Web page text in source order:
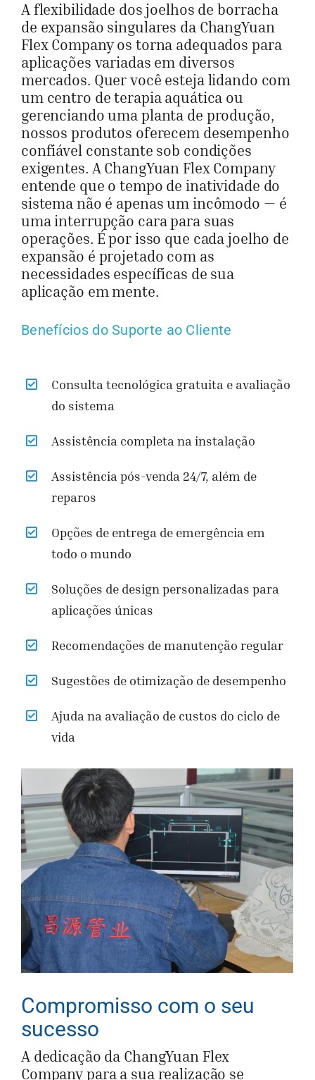
A flexibilidade dos joelhos de borracha
de expansão singulares da ChangYuan
Flex Company os torna adequados para
aplicações variadas em diversos
mercados. Quer você esteja lidando com
um centro de terapia aquática ou
gerenciando uma planta de produção,
nossos produtos oferecem desempenho
confiável constante sob condições
exigentes. A ChangYuan Flex Company
entende que o tempo de inatividade do
sistema não é apenas um incômodo — é
uma interrupção cara para suas
operações. É por isso que cada joelho de
expansão é projetado com as
necessidades específicas de sua
aplicação em mente.
Benefícios do Suporte ao Cliente
Consulta tecnológica gratuita e avaliação
do sistema
Assistência completa na instalação
Assistência pós-venda 24/7, além de
reparos
Opções de entrega de emergência em
todo o mundo
Soluções de design personalizadas para
aplicações únicas
Recomendações de manutenção regular
Sugestões de otimização de desempenho
Ajuda na avaliação de custos do ciclo de
vida
Compromisso com o seu
sucesso
A dedicação da ChangYuan Flex
Company para a sua realização se